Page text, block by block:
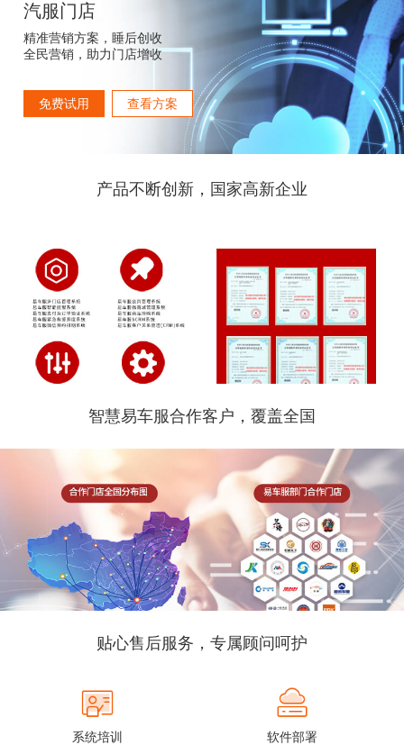
汽服门店
精准营销方案，睡后创收
全民营销，助力门店增收
免费试用 查看方案
产品不断创新，国家高新企业
智慧易车服合作客户，覆盖全国
贴心售后服务，专属顾问呵护
系统培训 软件部署